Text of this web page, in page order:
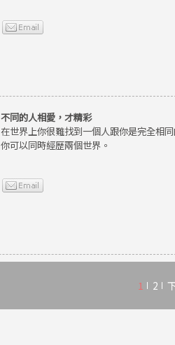
不同的人相愛，才精彩
在世界上你很難找到一個人跟你是完全相
你可以同時經歷兩個世界。
1 2